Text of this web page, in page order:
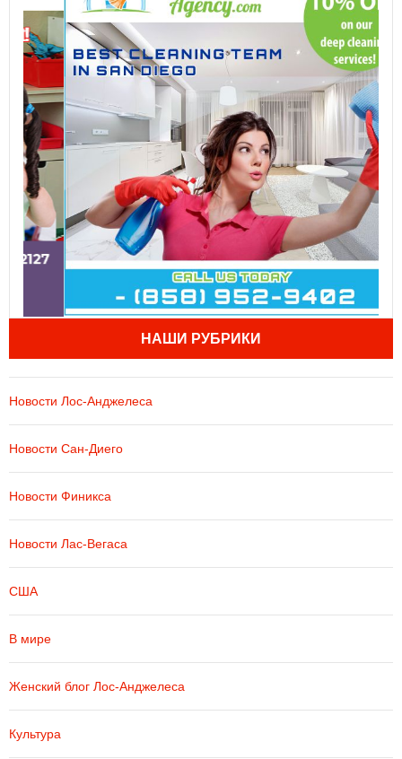
НАШИ РУБРИКИ
Новости Лос-Анджелеса
Новости Сан-Диего
Новости Финикса
Новости Лас-Вегаса
США
В мире
Женский блог Лос-Анджелеса
Культура